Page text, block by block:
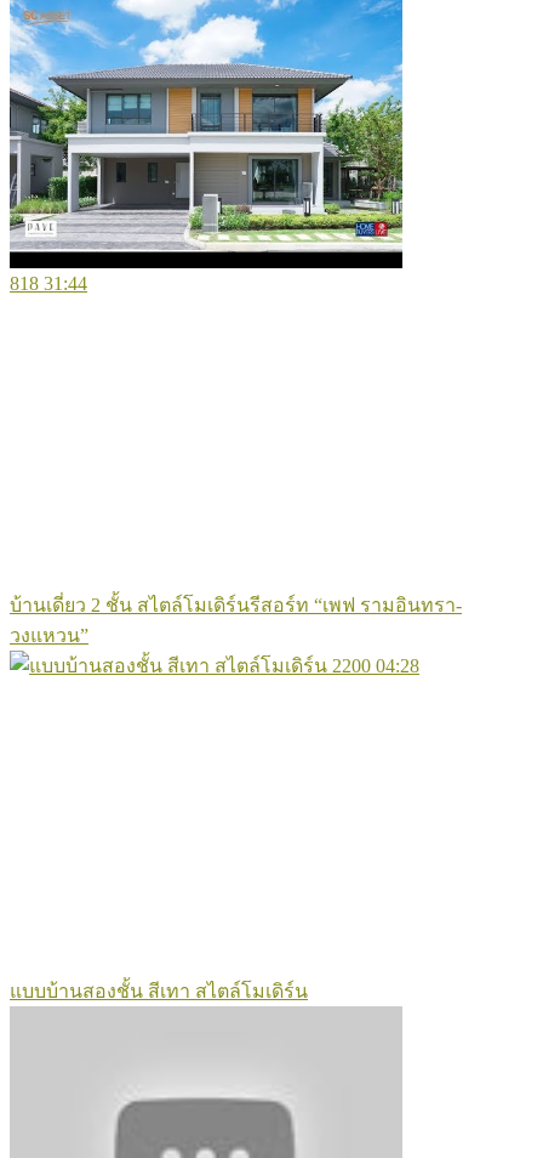
818 31:44
บ้านเดี่ยว 2 ชั้น สไตล์โมเดิร์นรีสอร์ท “เพฟ รามอินทรา-
วงแหวน”
2200 04:28
แบบบ้านสองชั้น สีเทา สไตล์โมเดิร์น